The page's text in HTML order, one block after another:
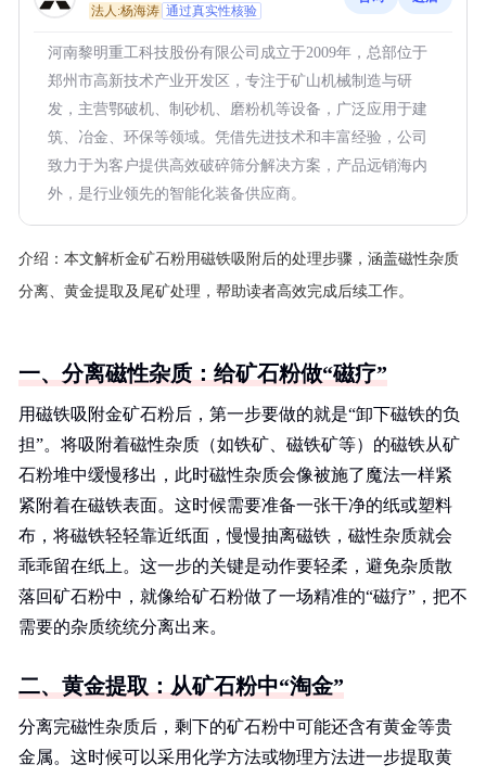
法人:杨海涛 通过真实性核验
河南黎明重工科技股份有限公司成立于2009年，总部位于
郑州市高新技术产业开发区，专注于矿山机械制造与研
发，主营鄂破机、制砂机、磨粉机等设备，广泛应用于建
筑、冶金、环保等领域。凭借先进技术和丰富经验，公司
致力于为客户提供高效破碎筛分解决方案，产品远销海内
外，是行业领先的智能化装备供应商。
介绍： 本文解析金矿石粉用磁铁吸附后的处理步骤，涵盖磁性杂质
分离、黄金提取及尾矿处理，帮助读者高效完成后续工作。
一、分离磁性杂质：给矿石粉做“磁疗”
用磁铁吸附金矿石粉后，第一步要做的就是“卸下磁铁的负
担”。将吸附着磁性杂质（如铁矿、磁铁矿等）的磁铁从矿
石粉堆中缓慢移出，此时磁性杂质会像被施了魔法一样紧
紧附着在磁铁表面。这时候需要准备一张干净的纸或塑料
布，将磁铁轻轻靠近纸面，慢慢抽离磁铁，磁性杂质就会
乖乖留在纸上。这一步的关键是动作要轻柔，避免杂质散
落回矿石粉中，就像给矿石粉做了一场精准的“磁疗”，把不
需要的杂质统统分离出来。
二、黄金提取：从矿石粉中“淘金”
分离完磁性杂质后，剩下的矿石粉中可能还含有黄金等贵
金属。这时候可以采用化学方法或物理方法进一步提取黄